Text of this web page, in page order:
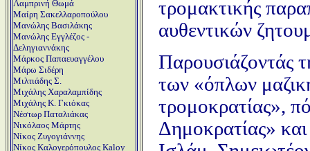
Λαμπρινή Θωμά
Μαίρη Σακελλαροπούλου
Μανώλης Βασιλάκης
Μανώλης Εγγλέζος -
Δεληγιαννάκης
Μάρκος Παπαευαγγέλου
Μάρω Σιδέρη
Μιλτιάδης Σ.
Μιχάλης Χαραλαμπίδης
Μιχάλης Κ. Γκιόκας
Νέστωρ Παταλιάκας
Νικόλαος Μάρτης
Νίκος Ζυγογιάννης
Νίκος Καλογερόπουλος Kaloy
τρομακτικής
αυθεντικών
Παρουσιάζοντάς
των «όπλων
τρομοκρατίας»,
Δημοκρατίας»